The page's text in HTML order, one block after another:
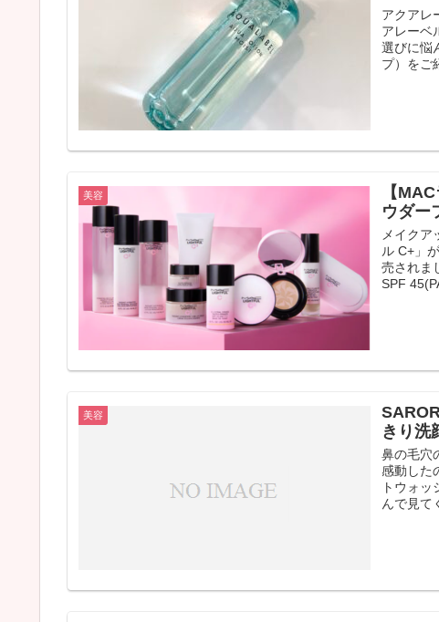
アクアレ
アレーベ
選びに悩
プ）をご
美容
【
ウダー
メイクア
ル C+」
売されま
SPF
美容
きり洗
鼻の毛穴
感動した
トウォ
んで見て